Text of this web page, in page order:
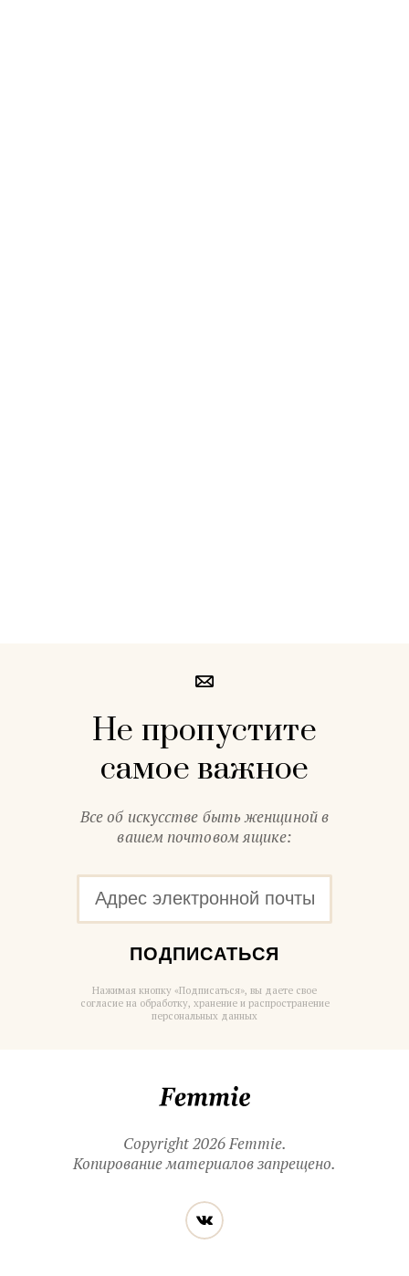
Не пропустите
самое важное
Все об искусстве быть женщиной в
вашем почтовом ящике:
ПОДПИСАТЬСЯ
Нажимая кнопку «Подписаться», вы даете свое
согласие на обработку, хранение и распространение
персональных данных
Copyright 2026 Femmie.
Копирование материалов запрещено.
Читайте
нас
в социальных